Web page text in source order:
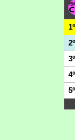
1º
2º
3º
4º
5º